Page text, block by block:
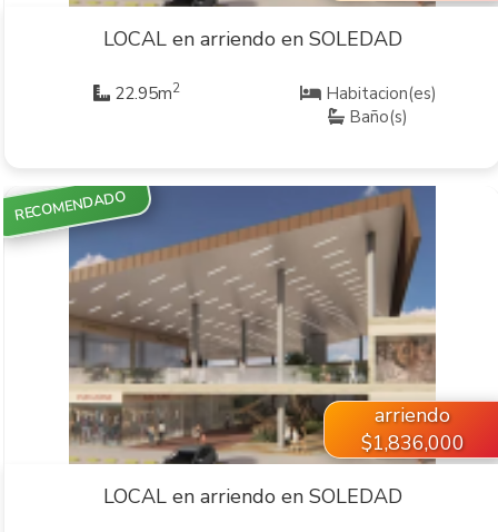
LOCAL en arriendo en SOLEDAD
22.95m2
Habitacion(es)
Baño(s)
VER INMUEBLE
RECOMENDADO
arriendo
$1,836,000
LOCAL en arriendo en SOLEDAD